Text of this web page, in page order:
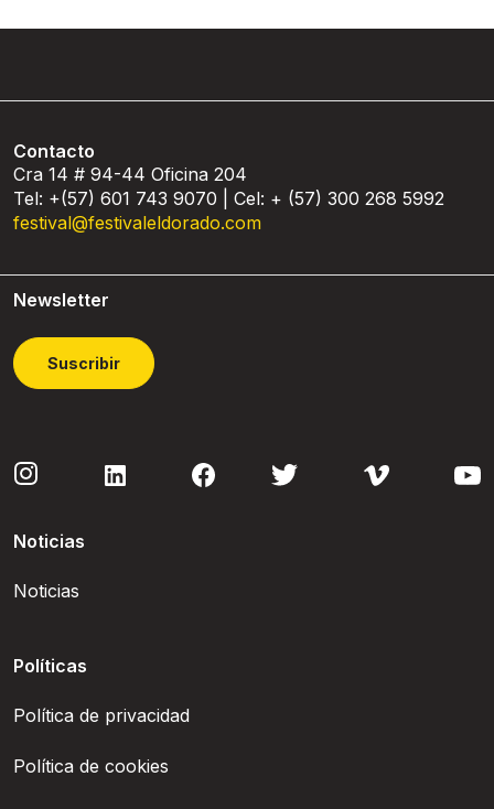
Contacto
Cra 14 # 94-44 Oficina 204
Tel: +(57) 601 743 9070 | Cel: + (57) 300 268 5992
festival@festivaleldorado.com
Newsletter
Suscribir
Noticias
Noticias
Políticas
Política de privacidad
Política de cookies